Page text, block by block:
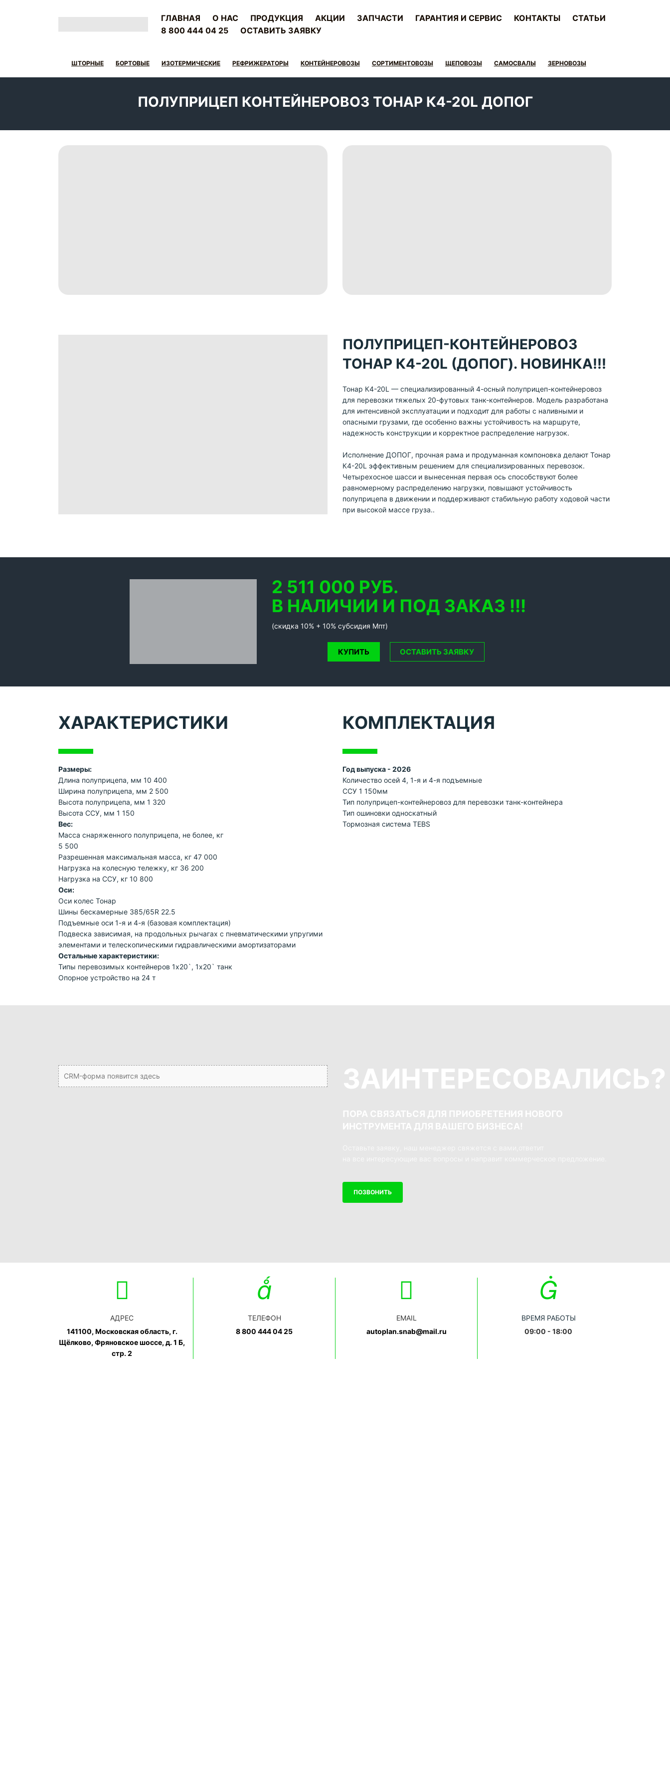
ГЛАВНАЯ О НАС ПРОДУКЦИЯ АКЦИИ ЗАПЧАСТИ ГАРАНТИЯ И СЕРВИС КОНТАКТЫ
СТАТЬИ
8 800 444 04 25
ОСТАВИТЬ ЗАЯВКУ
ШТОРНЫЕ БОРТОВЫЕ ИЗОТЕРМИЧЕСКИЕ РЕФРИЖЕРАТОРЫ КОНТЕЙНЕРОВОЗЫ СОРТИМЕНТОВОЗЫ ЩЕПОВОЗЫ САМОСВАЛЫ ЗЕРНОВОЗЫ
ПОЛУПРИЦЕП КОНТЕЙНЕРОВОЗ ТОНАР К4-20L ДОПОГ
ПОЛУПРИЦЕП-КОНТЕЙНЕРОВОЗ
ТОНАР К4-20L (ДОПОГ). НОВИНКА!!!
Тонар К4-20L — специализированный 4-осный полуприцеп-контейнеровоз
для перевозки тяжелых 20-футовых танк-контейнеров. Модель разработана
для интенсивной эксплуатации и подходит для работы с наливными и
опасными грузами, где особенно важны устойчивость на маршруте,
надежность конструкции и корректное распределение нагрузок.
Исполнение ДОПОГ, прочная рама и продуманная компоновка делают Тонар
К4-20L эффективным решением для специализированных перевозок.
Четырехосное шасси и вынесенная первая ось способствуют более
равномерному распределению нагрузки, повышают устойчивость
полуприцепа в движении и поддерживают стабильную работу ходовой части
при высокой массе груза..
2 511 000 РУБ.
В НАЛИЧИИ И ПОД ЗАКАЗ !!!
(скидка 10% + 10% субсидия Мпт)
КУПИТЬ ОСТАВИТЬ ЗАЯВКУ
ХАРАКТЕРИСТИКИ
Размеры:
Длина полуприцепа, мм 10 400
Ширина полуприцепа, мм 2 500
Высота полуприцепа, мм 1 320
Высота ССУ, мм 1 150
Вес:
Масса снаряженного полуприцепа, не более, кг
5 500
Разрешенная максимальная масса, кг 47 000
Нагрузка на колесную тележку, кг 36 200
Нагрузка на ССУ, кг 10 800
Оси:
Оси колес Тонар
Шины бескамерные 385/65R 22.5
Подъемные оси 1-я и 4-я (базовая комплектация)
Подвеска зависимая, на продольных рычагах с пневматическими упругими
элементами и телескопическими гидравлическими амортизаторами
Остальные характеристики:
Типы перевозимых контейнеров 1х20`, 1х20` танк
Опорное устройство на 24 т
КОМПЛЕКТАЦИЯ
Год выпуска - 2026
Количество осей 4, 1-я и 4-я подъемные
ССУ 1 150мм
Тип полуприцеп-контейнеровоз для перевозки танк-контейнера
Тип ошиновки односкатный
Тормозная система TEBS
CRM-форма появится здесь ЗАИНТЕРЕСОВАЛИСЬ?
ПОРА СВЯЗАТЬСЯ ДЛЯ ПРИОБРЕТЕНИЯ НОВОГО
ИНСТРУМЕНТА ДЛЯ ВАШЕГО БИЗНЕСА!
ПОЗВОНИТЬ
АДРЕС
141100, Московская область, г.
Щёлково, Фряновское шоссе, д. 1 Б,
стр. 2
ТЕЛЕФОН
8 800 444 04 25
EMAIL
autoplan.snab@mail.ru
ВРЕМЯ РАБОТЫ
09:00 - 18:00